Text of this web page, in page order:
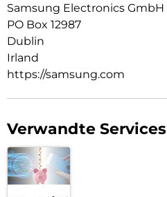
Samsung Electronics GmbH
PO Box 12987
Dublin
Irland
https://samsung.com
Verwandte Services